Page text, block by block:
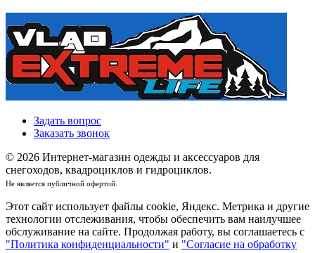
Задать вопрос
Заказать звонок
© 2026 Интернет-магазин одежды и аксессуаров для
снегоходов, квадроциклов и гидроциклов.
Не является публичной офертой.
Этот сайт использует файлы cookie, Яндекс. Метрика и другие
технологии отслеживания, чтобы обеспечить вам наилучшее
обслуживание на сайте. Продолжая работу, вы соглашаетесь с
"Политика конфиденциальности" и "Согласие на обработку